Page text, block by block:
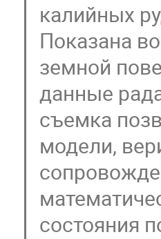
калийных
Показана
земной
данные
съемка
модели,
состояния